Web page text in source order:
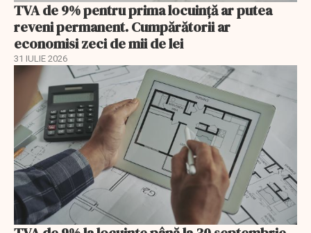
TVA de 9% pentru prima locuință ar putea
reveni permanent. Cumpărătorii ar
economisi zeci de mii de lei
31 IULIE 2026